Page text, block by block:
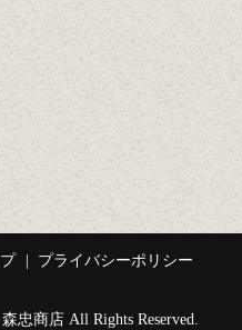
プライバシーポリシー
忠商店 All Rights Reserved.